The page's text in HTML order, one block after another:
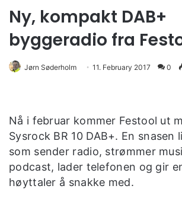
Ny, kompakt DAB+
byggeradio fra
Jørn Søderholm 11. February 2017 0
Nå i februar kommer Festool ut
Sysrock BR 10 DAB+. En snasen
som sender radio, strømmer
podcast, lader telefonen og gir
høyttaler å snakke med.